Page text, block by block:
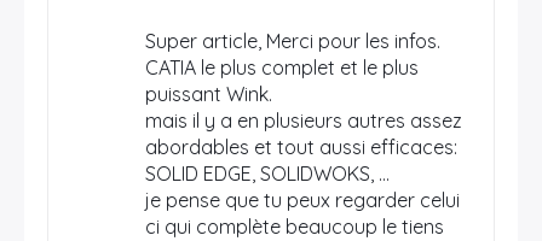
Super article, Merci pour les infos.
CATIA le plus complet et le plus
puissant Wink.
mais il y a en plusieurs autres assez
abordables et tout aussi efficaces:
SOLID EDGE, SOLIDWOKS, ...
je pense que tu peux regarder celui
ci qui complète beaucoup le tiens